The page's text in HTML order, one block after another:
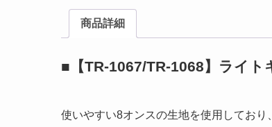
商品詳細
■【TR-1067/TR-1068】ライ
使いやすい8オンスの生地を使用してお